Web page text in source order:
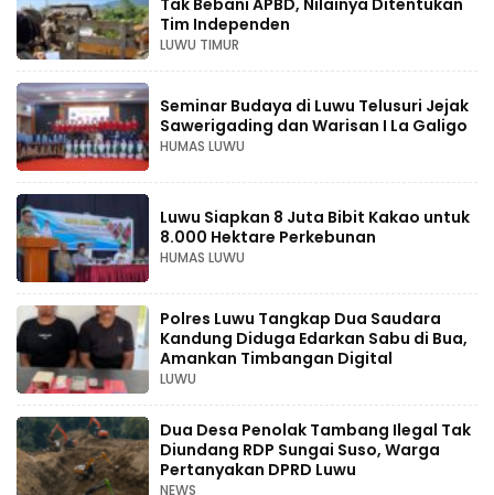
Tak Bebani APBD, Nilainya Ditentukan
Tim Independen
LUWU TIMUR
Seminar Budaya di Luwu Telusuri Jejak
Sawerigading dan Warisan I La Galigo
HUMAS LUWU
Luwu Siapkan 8 Juta Bibit Kakao untuk
8.000 Hektare Perkebunan
HUMAS LUWU
Polres Luwu Tangkap Dua Saudara
Kandung Diduga Edarkan Sabu di Bua,
Amankan Timbangan Digital
LUWU
Dua Desa Penolak Tambang Ilegal Tak
Diundang RDP Sungai Suso, Warga
Pertanyakan DPRD Luwu
NEWS